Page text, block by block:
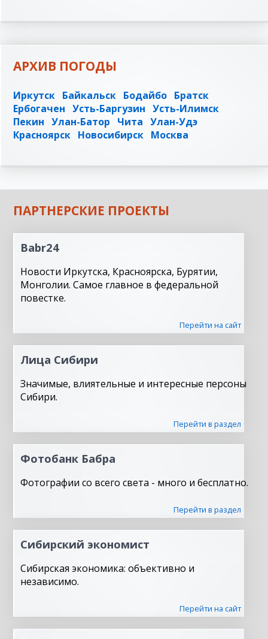
АРХИВ ПОГОДЫ
Иркутск Байкальск Бодайбо Братск
Ербогачен Усть-Баргузин Усть-Илимск
Пекин Улан-Батор Чита Улан-Удэ
Красноярск Новосибирск Москва
ПАРТНЕРСКИЕ ПРОЕКТЫ
Babr24
Новости Иркутска, Красноярска, Бурятии,
Монголии. Самое главное в федеральной
повестке.
Перейти на сайт
Лица Сибири
Значимые, влиятельные и интересные персоны
Сибири.
Перейти в раздел
Фотобанк Бабра
Фотографии со всего света - много и бесплатно.
Перейти в раздел
Сибирский экономист
Сибирская экономика: объективно и
независимо.
Перейти на сайт